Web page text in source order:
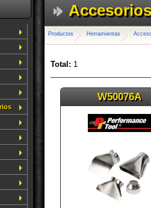
Productos Herramientas
Total: 1
W50076A